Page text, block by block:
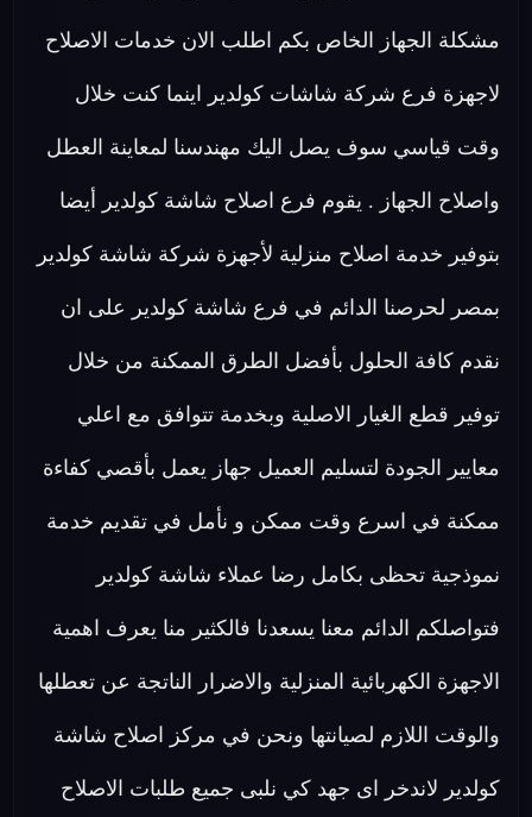
مشكلة الجهاز الخاص بكم اطلب الان خدمات الاصلاح
لاجهزة فرع شركة شاشات كولدير اينما كنت خلال
وقت قياسي سوف يصل اليك مهندسنا لمعاينة العطل
واصلاح الجهاز . يقوم فرع اصلاح شاشة كولدير أيضا
بتوفير خدمة اصلاح منزلية لأجهزة شركة شاشة كولدير
بمصر لحرصنا الدائم في فرع شاشة كولدير على ان
نقدم كافة الحلول بأفضل الطرق الممكنة من خلال
توفير قطع الغيار الاصلية وبخدمة تتوافق مع اعلي
معايير الجودة لتسليم العميل جهاز يعمل بأقصي كفاءة
ممكنة في اسرع وقت ممكن و نأمل في تقديم خدمة
نموذجية تحظى بكامل رضا عملاء شاشة كولدير
فتواصلكم الدائم معنا يسعدنا فالكثير منا يعرف اهمية
الاجهزة الكهربائية المنزلية والاضرار الناتجة عن تعطلها
والوقت اللازم لصيانتها ونحن في مركز اصلاح شاشة
كولدير لاندخر اى جهد كي نلبى جميع طلبات الاصلاح